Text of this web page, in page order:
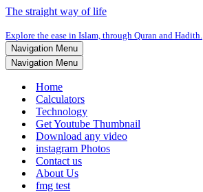
The straight way of life
Explore the ease in Islam, through Quran and Hadith.
Navigation Menu
Navigation Menu
Home
Calculators
Technology
Get Youtube Thumbnail
Download any video
instagram Photos
Contact us
About Us
fmg test